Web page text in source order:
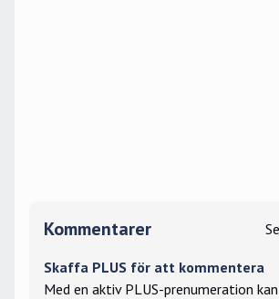
Kommentarer
Skaffa PLUS för att kommentera
Med en aktiv PLUS-prenumeration